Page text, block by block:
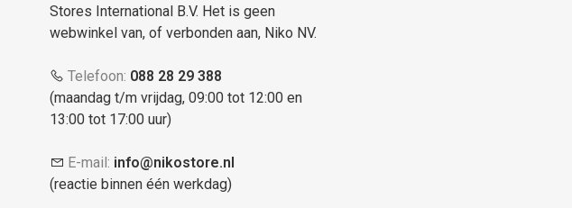
Stores International B.V. Het is geen
webwinkel van, of verbonden aan, Niko NV.
Telefoon: 088 28 29 388
(maandag t/m vrijdag, 09:00 tot 12:00 en
13:00 tot 17:00 uur)
E-mail: info@nikostore.nl
(reactie binnen één werkdag)